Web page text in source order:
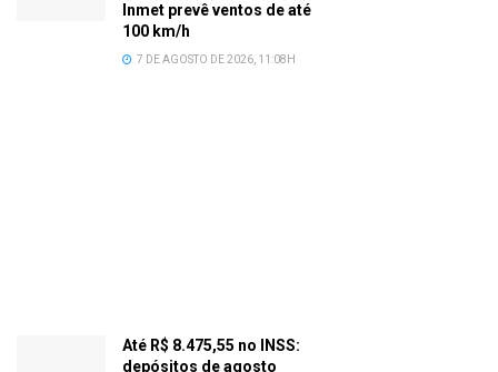
Inmet prevê ventos de até
100 km/h
7 DE AGOSTO DE 2026, 11:08H
Até R$ 8.475,55 no INSS:
depósitos de agosto